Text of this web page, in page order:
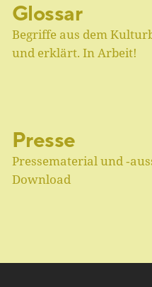
Glossar
Begriffe aus dem
und erklärt. In Arbeit!
Presse
Pressematerial und
Download